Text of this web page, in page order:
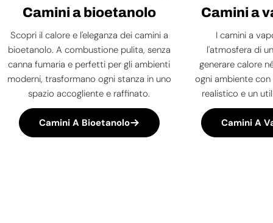
Camini a bioetanolo
Scopri il calore e l'eleganza dei camini a
bioetanolo. A combustione pulita, senza
canna fumaria e perfetti per gli ambienti
moderni, trasformano ogni stanza in uno
spazio accogliente e raffinato.
Camini A Bioetanolo
Camini a
I camini a
l'atmosfera di
generare calore
ogni ambiente
realistico e un
Camini A